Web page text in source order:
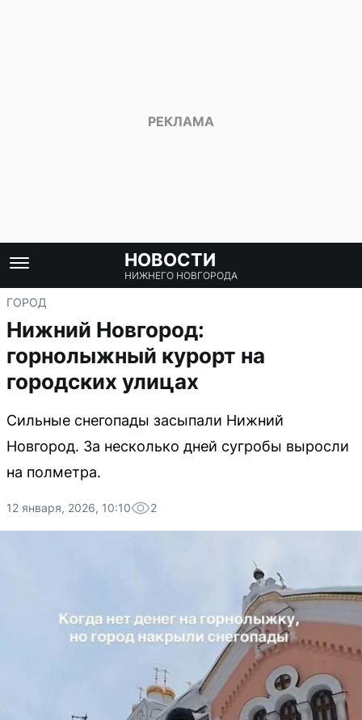
НОВОСТИ
НИЖНЕГО НОВГОРОДА
ГОРОД
Нижний Новгород:
горнолыжный курорт на
городских улицах
Сильные снегопады засыпали Нижний
Новгород. За несколько дней сугробы выросли
на полметра.
12 января, 2026, 10:10 2